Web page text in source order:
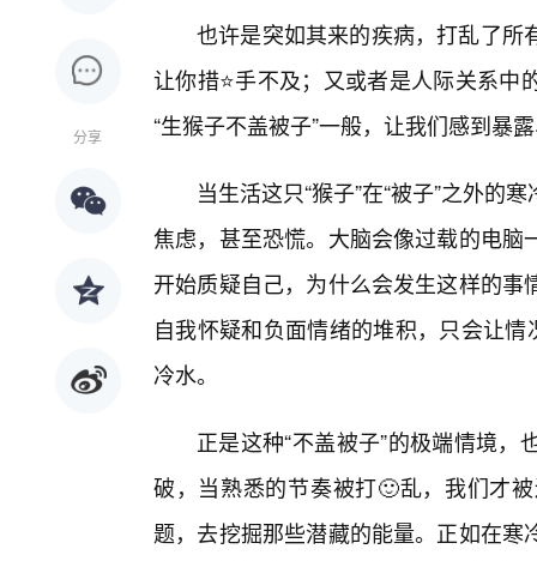
分享
也许是突如其来的疾病，打乱了所
让你措⭐手不及；又或者是人际关系
“生猴子不盖被子”一般，让我们感到暴
当生活这只“猴子”在“被子”之外的
焦虑，甚至恐慌。大脑会像过载的电
开始质疑自己，为什么会发生这样的
自我怀疑和负面情绪的堆积，只会让
冷水。
正是这种“不盖被子”的极端情境
破，当熟悉的节奏被打🙂乱，我们才
题，去挖掘那些潜藏的能量。正如在